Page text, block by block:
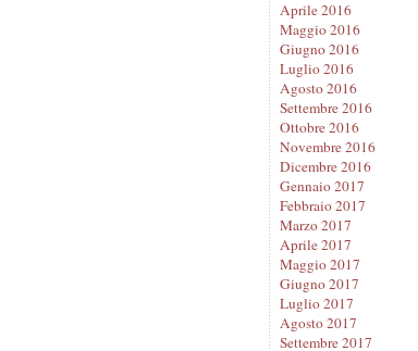
Aprile 2016
Maggio 2016
Giugno 2016
Luglio 2016
Agosto 2016
Settembre 2016
Ottobre 2016
Novembre 2016
Dicembre 2016
Gennaio 2017
Febbraio 2017
Marzo 2017
Aprile 2017
Maggio 2017
Giugno 2017
Luglio 2017
Agosto 2017
Settembre 2017